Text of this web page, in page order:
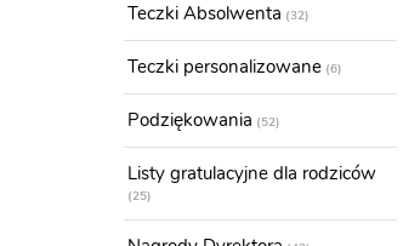
Teczki Absolwenta 32
Teczki personalizowane 6
Podziękowania 52
Listy gratulacyjne dla rodziców
25